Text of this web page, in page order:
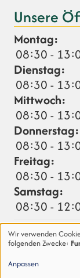
Unsere
Montag:
08:30 -
Dienstag:
08:30 -
Mittwoch:
08:30 -
Donnerstag:
08:30 -
Freitag:
08:30 -
Samstag:
08:30 -
Abweichungen
16.08.Notdienst:
von
Wir verwenden
folgenden Zwecke:
Anpassen